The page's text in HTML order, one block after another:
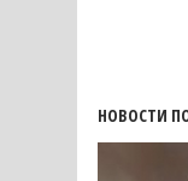
НОВОСТИ